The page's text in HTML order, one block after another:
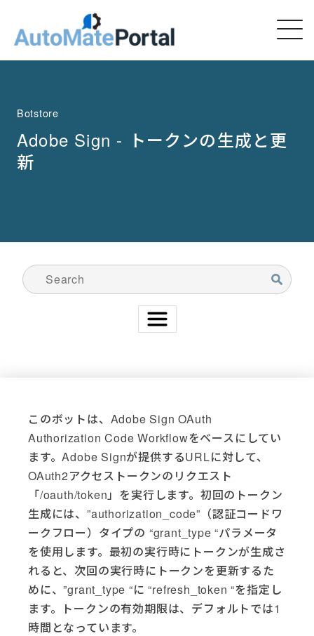
Botstore
Adobe Sign - トークンの生成と更
新
このボットは、Adobe Sign OAuth
Authorization Code Workflowをベースにしてい
ます。Adobe Signが提供するURLに対して、
OAuth2アクセストークンのリクエスト
「/oauth/token」を実行します。初回のトークン
生成には、”authorization_code”（認証コードワ
ークフロー）タイプの “grant_type “パラメータ
を使用します。最初の実行時にトークンが生成さ
れると、次回の実行時にトークンを更新するた
めに、”grant_type “に “refresh_token “を指定し
ます。トークンの有効期限は、デフォルトでは1
時間となっています。
検索
Adobe (3)
Adobe Sign (2)
AutoMate (37)
Basic Scripting (1)
DocuSign (5)
Email (4)
Excel (6)
File System (14)
Freshdesk (3)
FTP (10)
Gmail (1)
Go Anywhere (1)